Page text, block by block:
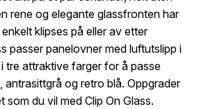
rene og elegante glassfronten har
klipses på eller av etter
passer panelovner med luftutslipp i
tre attraktive farger for å passe
antrasittgrå og retro blå. Oppgrader
som du vil med Clip On Glass.